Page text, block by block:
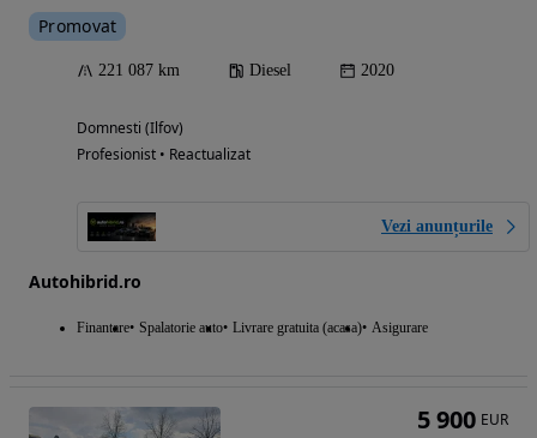
Promovat
221 087 km Diesel 2020
Domnesti (Ilfov)
Profesionist • Reactualizat
Vezi anunțurile
Autohibrid.ro
Finantare Spalatorie auto Livrare gratuita (acasa) Asigurare
5 900 EUR